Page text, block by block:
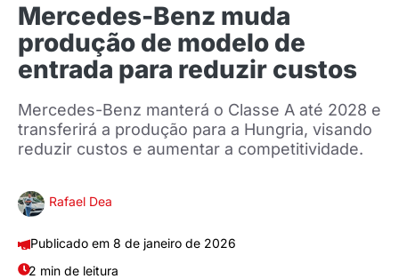
Mercedes-Benz muda
produção de modelo de
entrada para reduzir custos
Mercedes-Benz manterá o Classe A até 2028 e
transferirá a produção para a Hungria, visando
reduzir custos e aumentar a competitividade.
Rafael Dea
8 de janeiro de 2026
2 min de leitura